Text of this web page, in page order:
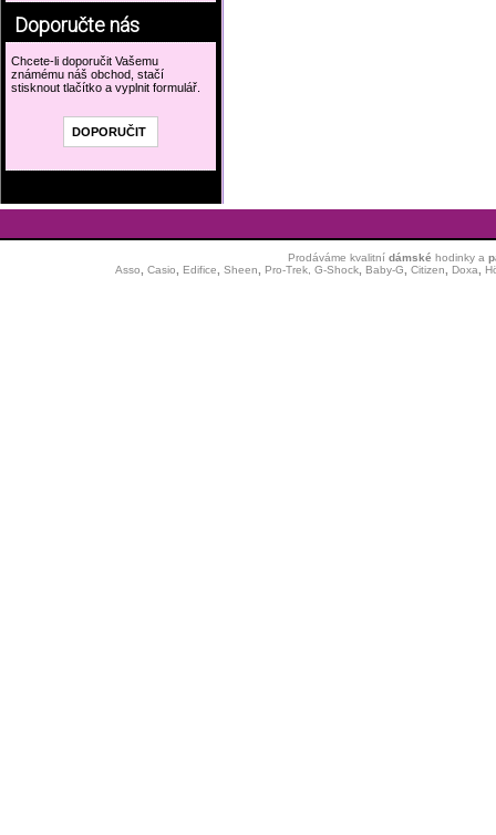
Doporučte nás
Chcete-li doporučit Vašemu
známému náš obchod, stačí
stisknout tlačítko a vyplnit formulář.
Prodáváme kvalitní dámské hodinkya
Asso
Casio Edifice Sheen Pro-Trek, G-Shock, Baby-G Citizen Doxa